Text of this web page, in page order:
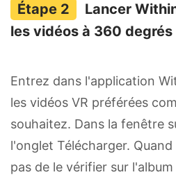
Lancer
les vidéos à 360
Entrez dans l'application
les vidéos VR préférées
souhaitez. Dans la fenêtre
l'onglet Télécharger.
pas de le vérifier sur